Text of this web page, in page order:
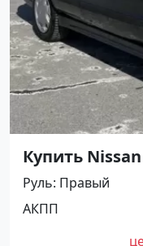
Купить
(1400/75 л.с.)
Тамань цвет
460000
на сайте
Руль Правый
АКПП